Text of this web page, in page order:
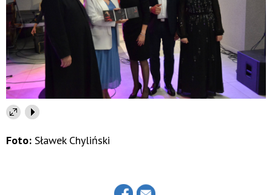
Foto: Sławek Chyliński